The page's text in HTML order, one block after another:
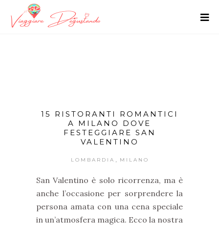
15 RISTORANTI ROMANTICI
A MILANO DOVE
FESTEGGIARE SAN
VALENTINO
LOMBARDIA MILANO
San Valentino è solo ricorrenza, ma è
anche l’occasione per sorprendere la
persona amata con una cena speciale
in un’atmosfera magica. Ecco la nostra